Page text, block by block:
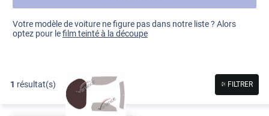
Ford
Hyundai
Voir tout
Votre modèle de voiture ne figure pas dans notre liste ? Alors
optez pour lefilm teinté à la découpe
1 résultat(s) FILTRER